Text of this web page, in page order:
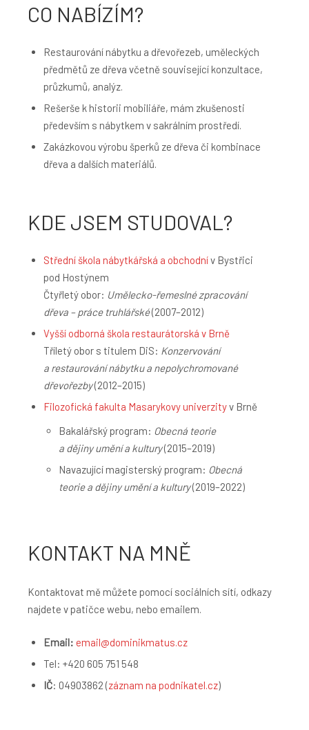
CO NABÍZÍM?
Restaurování nábytku a dřevořezeb, uměleckých
předmětů ze dřeva včetně související konzultace,
průzkumů, analýz.
Rešerše k historii mobiliáře, mám zkušenosti
především s nábytkem v sakrálním prostředí.
Zakázkovou výrobu šperků ze dřeva či kombinace
dřeva a dalších materiálů.
KDE JSEM STUDOVAL?
Střední škola nábytkářská a obchodnív Bystřici
pod Hostýnem
Čtyřletý obor: Umělecko-řemeslné zpracování
dřeva – práce truhlářské(2007–2012)
Vyšší odborná škola restaurátorská v Brně
Tříletý obor s titulem DiS: Konzervování
a restaurování nábytku a nepolychromované
dřevořezby(2012–2015)
Filozofická fakulta Masarykovy univerzityv Brně
Bakalářský program: Obecná teorie
a dějiny umění a kultury(2015–2019)
Navazující magisterský program: Obecná
teorie a dějiny umění a kultury(2019–2022)
KONTAKT NA MNĚ
Kontaktovat mě můžete pomocí sociálních sítí, odkazy
najdete v patičce webu, nebo emailem.
Email: email@dominikmatus.cz
Tel: +420 605 751 548
IČ: 04903862 (záznam na podnikatel.cz)